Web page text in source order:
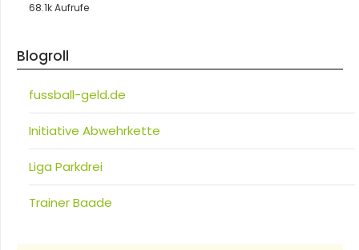
68.1k Aufrufe
Blogroll
fussball-geld.de
Initiative Abwehrkette
Liga Parkdrei
Trainer Baade